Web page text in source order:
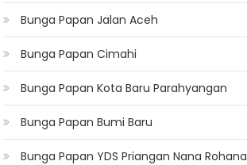
Bunga Papan Jalan Aceh
Bunga Papan Cimahi
Bunga Papan Kota Baru Parahyangan
Bunga Papan Bumi Baru
Bunga Papan YDS Priangan Nana Rohana